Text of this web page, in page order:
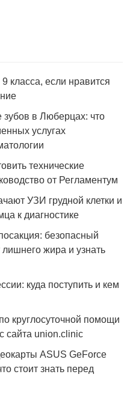
класса, если нравится
зубов в Люберцах: что
услугах
технические
от Регламентум
УЗИ грудной клетки и
к диагностике
безопасный
лишнего жира и узнать
куда поступить и кем
круглосуточной помощи
сайта union.clinic
ASUS GeForce
стоит знать перед